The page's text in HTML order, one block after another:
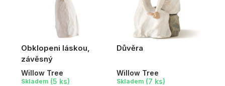
Obklopeni láskou,
závěsný
Willow Tree
Skladem (5 ks)
Důvěra
Willow Tree
Skladem (7 ks)